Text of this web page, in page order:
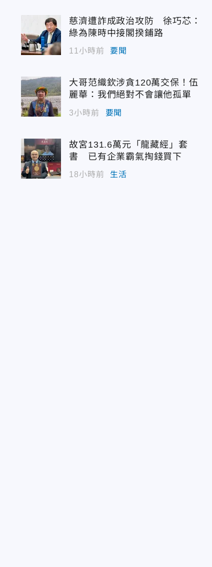
慈濟遭詐成政治攻防 徐巧芯：
綠為陳時中接閣揆鋪路
11小時前 要聞
大哥范織欽涉貪120萬交保！伍
麗華：我們絕對不會讓他孤單
3小時前 要聞
故宮131.6萬元「龍藏經」套
書 已有企業霸氣掏錢買下
18小時前 生活